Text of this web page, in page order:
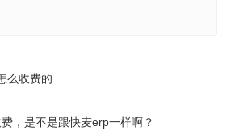
么收费的
，是不是跟快麦erp一样啊？